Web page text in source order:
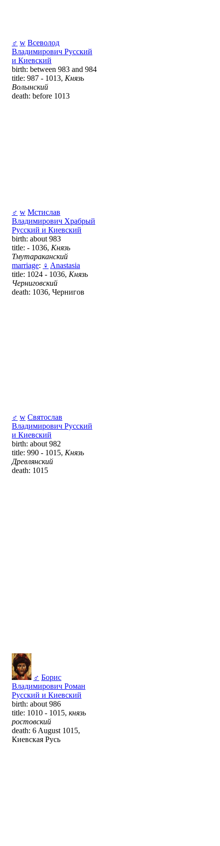
♂ w Всеволод
Владимирович Русский
и Киевский
birth: between 983 and 984
title: 987 - 1013, Князь
Волынский
death: before 1013
♂ w Мстислав
Владимирович Храбрый
Русский и Киевский
birth: about 983
title: - 1036, Князь
Тмутараканский
marriage: ♀ Anastasia
title: 1024 - 1036, Князь
Черниговский
death: 1036, Чернигов
♂ w Святослав
Владимирович Русский
и Киевский
birth: about 982
title: 990 - 1015, Князь
Древлянский
death: 1015
♂ Борис
Владимирович Роман
Русский и Киевский
birth: about 986
title: 1010 - 1015, князь
ростовский
death: 6 August 1015,
Киевская Русь